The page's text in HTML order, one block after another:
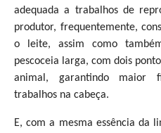
adequada a trabalhos de
produtor, frequentemente,
o leite, assim como
pescoceia larga, com dois
animal, garantindo maior
trabalhos na cabeça.
E, com a mesma essência da